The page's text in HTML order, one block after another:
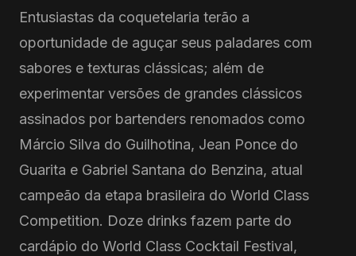
Entusiastas da coquetelaria terão a
oportunidade de aguçar seus paladares com
sabores e texturas clássicas; além de
experimentar versões de grandes clássicos
assinados por bartenders renomados como
Márcio Silva do Guilhotina, Jean Ponce do
Guarita e Gabriel Santana do Benzina, atual
campeão da etapa brasileira do World Class
Competition. Doze drinks fazem parte do
cardápio do World Class Cocktail Festival,